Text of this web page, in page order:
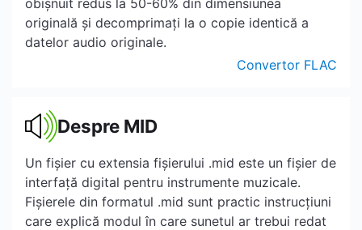
obișnuit redus la 50-60% din dimensiunea
originală și decomprimați la o copie identică a
datelor audio originale.
Convertor FLAC
Despre MID
Un fișier cu extensia fișierului .mid este un fișier de
interfață digital pentru instrumente muzicale.
Fișierele din formatul .mid sunt practic instrucțiuni
care explică modul în care sunetul ar trebui redat